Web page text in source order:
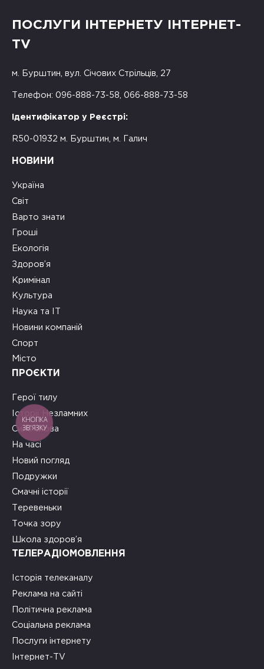
ПОСЛУГИ ІНТЕРНЕТУ ІНТЕРНЕТ-
TV
м. Бурштин, вул. Січових Стрільців, 27
Телефон: 096-888-73-58, 066-888-73-58
Ідентифікатор у Реєстрі:
R50-01932 м. Бурштин, м. Галич
НОВИНИ
Україна
Світ
Варто знати
Гроші
Екологія
Здоров’я
Кримінал
Культура
Наука та ІТ
Новини компаній
Спорт
Місто
ПРОЄКТИ
Герої тилу
Історії Незламних
Сила слова
На часі
Новий погляд
Подружки
Смачні історії
Теревеньки
Точка зору
Школа здоров’я
ТЕЛЕРАДІОМОВЛЕННЯ
Історія телеканалу
Реклама на сайті
Політична реклама
Соціальна реклама
Послуги інтернету
Інтернет-TV
КНОПКА
ЗВ'ЯЗКУ